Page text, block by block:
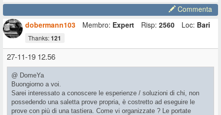
Commenta
dobermann103
Membro: Expert Risp: 2560 Loc: Bari
Thanks:121
27-11-19 12.56
@ DomeYa
Buongiorno a voi.
Sarei interessato a conoscere le esperienze / soluzioni di chi, non
possedendo una saletta prove propria, è costretto ad eseguire le
prove con più di una tastiera. Come vi organizzate ? Le portate